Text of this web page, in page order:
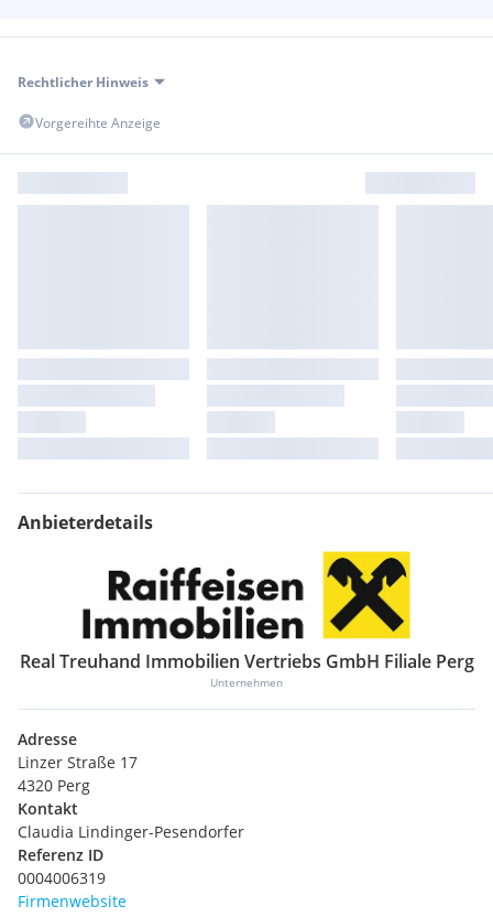
Rechtlicher Hinweis
Vorgereihte Anzeige
Anbieterdetails
Real Treuhand Immobilien Vertriebs GmbH Filiale Perg
Unternehmen
Adresse
Linzer Straße 17
4320 Perg
Kontakt
Claudia Lindinger-Pesendorfer
Referenz ID
0004006319
Firmenwebsite